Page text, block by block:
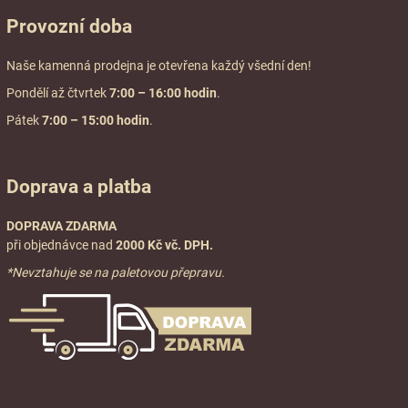
Provozní doba
Naše kamenná prodejna je otevřena každý všední den!
Pondělí až čtvrtek7:00 – 16:00 hodin.
Pátek7:00 – 15:00 hodin.
Doprava a platba
DOPRAVA ZDARMA
při objednávce nad 2000 Kč vč. DPH.
*Nevztahuje se na paletovou přepravu.